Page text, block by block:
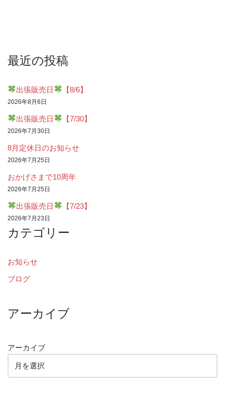
最近の投稿
出張販売日 【8/6】
2026年8月6日
出張販売日 【7/30】
2026年7月30日
8月定休日のお知らせ
2026年7月25日
おかげさまで10周年
2026年7月25日
出張販売日 【7/23】
2026年7月23日
カテゴリー
お知らせ
ブログ
アーカイブ
アーカイブ